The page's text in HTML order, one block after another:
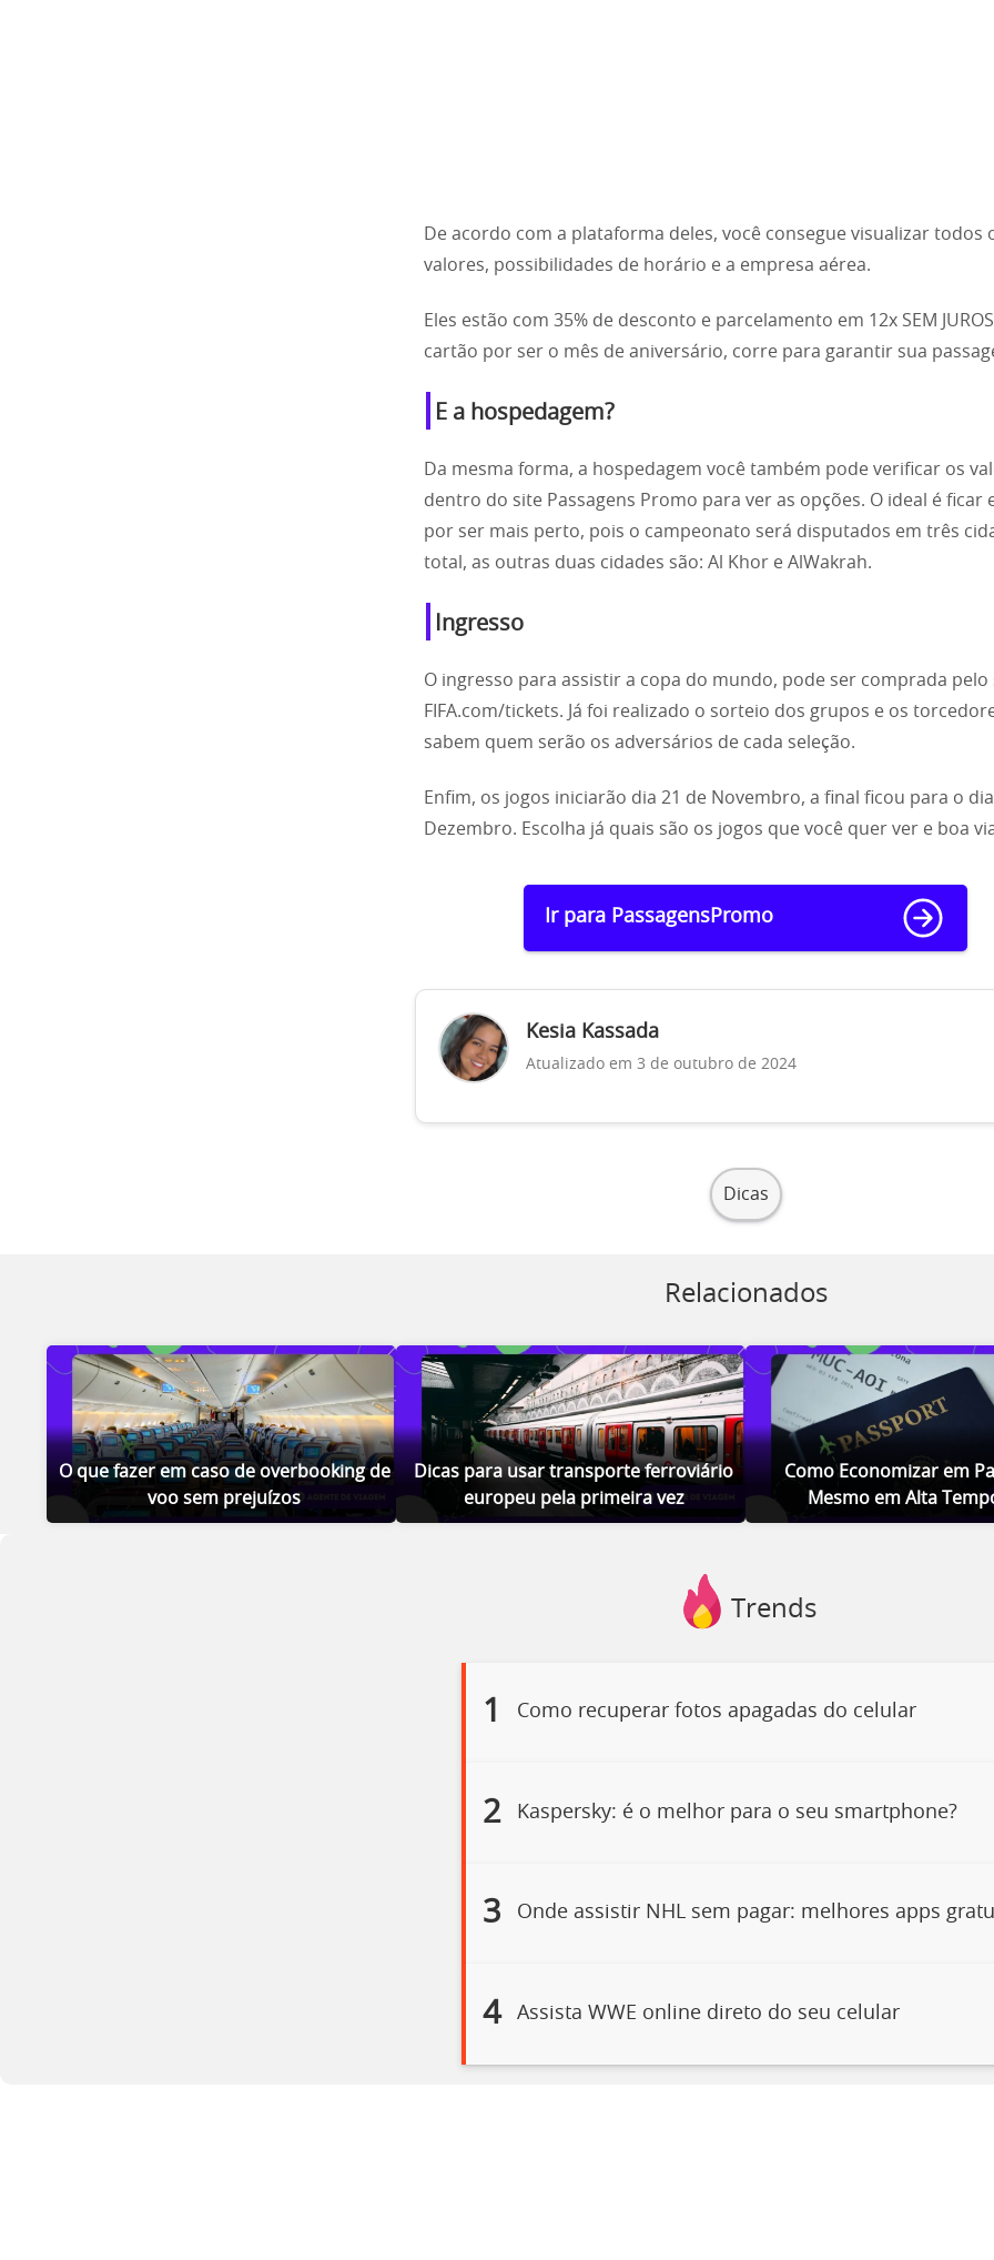
De acordo com a plataforma deles, você consegue visualizar todos
valores, possibilidades de horário e a empresa aérea.
Eles estão com 35% de desconto e parcelamento em 12x SEM
cartão por ser o mês de aniversário, corre para garantir sua
E a hospedagem?
Da mesma forma, a hospedagem você também pode verificar os
dentro do site Passagens Promo para ver as opções. O ideal é ficar
por ser mais perto, pois o campeonato será disputados em três
total, as outras duas cidades são: Al Khor e AlWakrah.
Ingresso
O ingresso para assistir a copa do mundo, pode ser comprada pelo
FIFA.com/tickets. Já foi realizado o sorteio dos grupos e os
sabem quem serão os adversários de cada seleção.
Enfim, os jogos iniciarão dia 21 de Novembro, a final ficou para o
Dezembro. Escolha já quais são os jogos que você quer ver e boa
Ir para PassagensPromo
Kesia Kassada
Atualizado em 3 de outubro de 2024
Dicas
Relacionados
O que fazer em caso de overbooking de
voo sem prejuízos
Dicas para usar transporte ferroviário
europeu pela primeira vez
Como Economizar em
Mesmo em Alta
Trends
1 Como recuperar fotos apagadas do celular
2 Kaspersky: é o melhor para o seu smartphone?
3 Onde assistir NHL sem pagar: melhores apps
4 Assista WWE online direto do seu celular